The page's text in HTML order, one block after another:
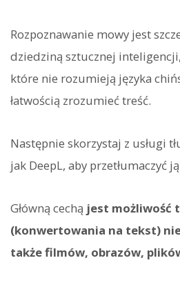
Rozpoznawanie mowy jest
dziedziną sztucznej
które nie rozumieją języka
łatwością zrozumieć treść.
Następnie skorzystaj z usługi
jak DeepL, aby przetłumaczyć
Główną cechą jest możliwość
(konwertowania na tekst)
także filmów, obrazów,